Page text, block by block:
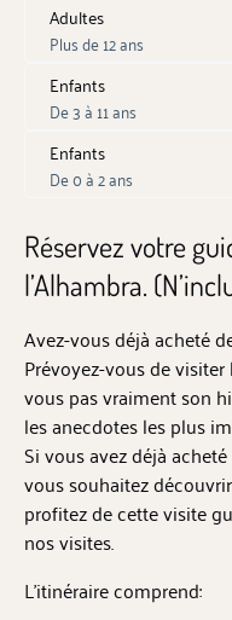
Adultes
Plus de 12 ans
Enfants
De 3 à 11 ans
Enfants
De 0 à 2 ans
Réservez votre
l’Alhambra.
Avez-vous déjà acheté
Prévoyez-vous de
vous pas vraiment son
les anecdotes les plus
Si vous avez déjà
vous souhaitez
profitez de cette visite
nos visites.
L’itinéraire comprend: